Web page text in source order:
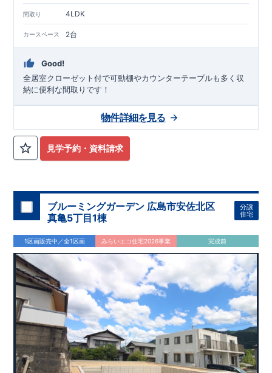
間取り 4LDK
カースペース 2台
Good!
全居室クローゼット付で可動棚やカウンターテーブルも多く収
納に便利な間取りです！
見学予約・資料請求
物件詳細を見る
ブルーミングガーデン 広島市安佐北区
真亀5丁目1棟
分譲
住宅
1区画販売中／全1区画 みらいエコ住宅2026事業 完成前